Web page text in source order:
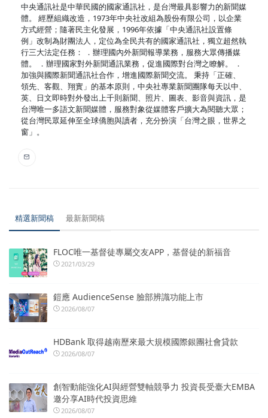
中央通訊社是中華民國的國家通訊社，是台灣最具影響力的新聞媒
體。 經歷組織改造，1973年中央社改組為股份有限公司，以企業
方式經營；隨著民主化發展，1996年依據「中央通訊社設置條
例」改制為財團法人，定位為全民共有的國家通訊社，獨立超然執
行三大法定任務： ．辦理國內外新聞報導業務，服務大眾傳播媒
體。 ．辦理國家對外新聞通訊業務，促進國際對台灣之瞭解。 ．
加強與國際新聞通訊社合作，增進國際新聞交流。 秉持「正確、
領先、客觀、翔實」的基本原則，中央社專業新聞團隊每天以中、
英、日文即時對外發出上千則新聞、照片、圖表、影音與資訊，是
台灣唯一多語文新聞媒體，服務對象從媒體客戶擴大為閱聽大眾；
從台灣民眾延伸至全球僑胞與讀者，充分扮演「台灣之眼，世界之
窗」。
精選新聞稿 最新新聞稿
FLOC唯一基督徒專屬交友APP，基督徒的新福音
2021/03/29
鎧應 AudienceSense 臉部辨識功能上市
2026/08/07
HDBank 取得越南歷來最大規模國際銀團社會貸款
2026/08/07
創智動能強化AI與經營雙軸競爭力 投資長受臺大EMBA
邀分享AI時代投資思維
2026/08/07